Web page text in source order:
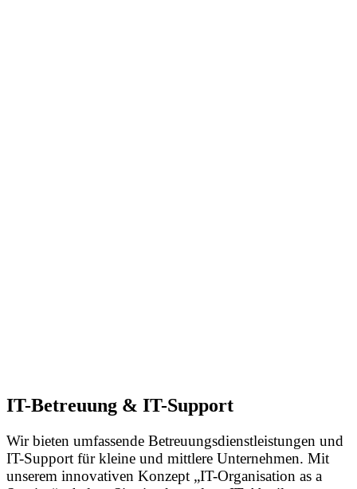
IT-Betreuung & IT-Support
Wir bieten umfassende Betreuungsdienstleistungen und
IT-Support für kleine und mittlere Unternehmen. Mit
unserem innovativen Konzept „IT-Organisation as a